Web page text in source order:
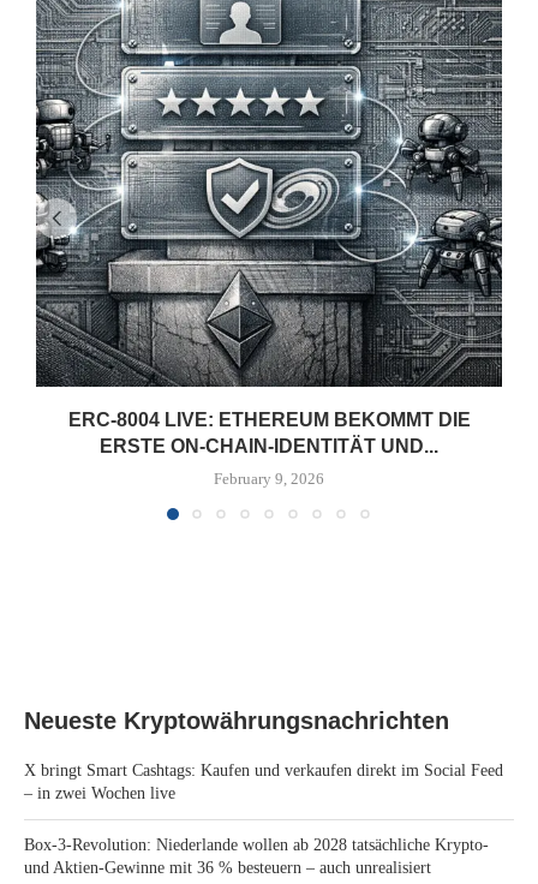
ERC-8004 LIVE: ETHEREUM BEKOMMT DIE
ERSTE ON-CHAIN-IDENTITÄT UND...
February 9, 2026
Neueste Kryptowährungsnachrichten
X bringt Smart Cashtags: Kaufen und verkaufen direkt im Social Feed
– in zwei Wochen live
Box-3-Revolution: Niederlande wollen ab 2028 tatsächliche Krypto-
und Aktien-Gewinne mit 36 % besteuern – auch unrealisiert